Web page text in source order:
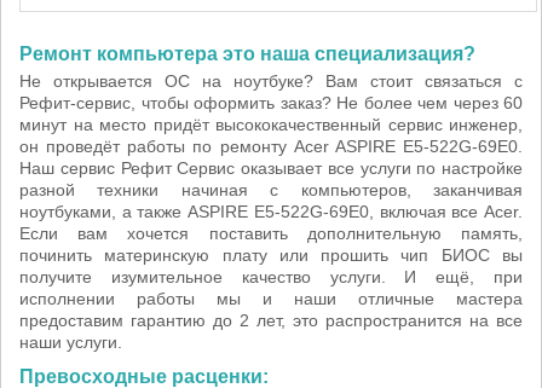
Ремонт компьютера это наша специализация?
Не открывается ОС на ноутбуке? Вам стоит связаться с
Рефит-сервис, чтобы оформить заказ? Не более чем через 60
минут на место придёт высококачественный сервис инженер,
он проведёт работы по ремонту Acer ASPIRE E5-522G-69E0.
Наш сервис Рефит Сервис оказывает все услуги по настройке
разной техники начиная с компьютеров, заканчивая
ноутбуками, а также ASPIRE E5-522G-69E0, включая все Acer.
Если вам хочется поставить дополнительную память,
починить материнскую плату или прошить чип БИОС вы
получите изумительное качество услуги. И ещё, при
исполнении работы мы и наши отличные мастера
предоставим гарантию до 2 лет, это распространится на все
наши услуги.
Превосходные расценки: